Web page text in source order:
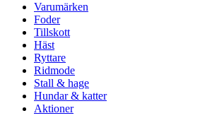
Varumärken
Foder
Tillskott
Häst
Ryttare
Ridmode
Stall & hage
Hundar & katter
Aktioner